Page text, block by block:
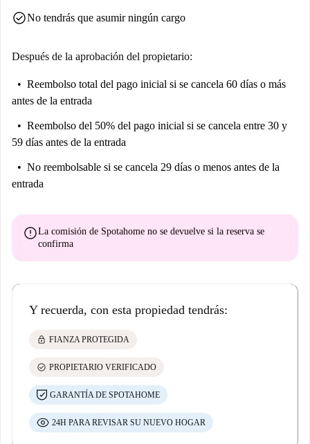
check_circleNo tendrás que asumir ningún cargo
Después de la aprobación del propietario:
Reembolso total del pago inicial si se cancela 60 días o más
antes de la entrada
Reembolso del 50% del pago inicial si se cancela entre 30 y
59 días antes de la entrada
No reembolsable si se cancela 29 días o menos antes de la
entrada
errorLa comisión de Spotahome no se devuelve si la reserva se
confirma
Y recuerda, con esta propiedad tendrás:
lock FIANZA PROTEGIDA
check_circle PROPIETARIO VERIFICADO
GARANTÍA DE SPOTAHOME
24H PARA REVISAR SU NUEVO HOGAR